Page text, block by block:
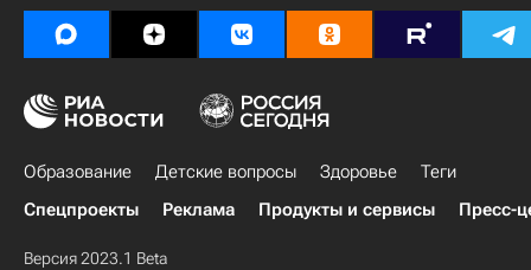
Образование Детские вопросы Здоровье
Теги
Спецпроекты
Реклама Продукты и сервисы Пресс-
Версия 2023.1 Beta